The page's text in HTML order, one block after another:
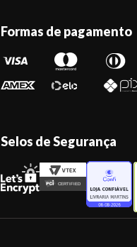
Formas de pagamento
Selos de Segurança